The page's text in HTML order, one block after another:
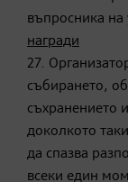
въпросника на
награди
27.
събирането,
съхранението
доколкото
да спазва
всеки един